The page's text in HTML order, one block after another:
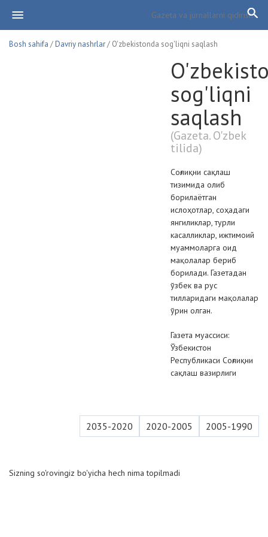
Bosh sahifa /Davriy nashrlar/ O'zbekistonda sog'liqni saqlash
sog'liqni
saqlash
(Gazeta. O'zbek
tilida)
Соғлиқни сақлаш
тизимида олиб
борилаётган
ислоҳотлар, соҳадаги
янгиликлар, турли
касалликлар, ижтимоий
муаммоларга оид
мақолалар бериб
борилади. Газетадан
ўзбек ва рус
тилларидаги мақолалар
ўрин олган.
Газета муассиси:
Ўзбекистон
Республикаси Соғлиқни
сақлаш вазирлиги
2035-2020 2020-2005 2005-1990
Sizning so'rovingiz bo'yicha hech nima topilmadi